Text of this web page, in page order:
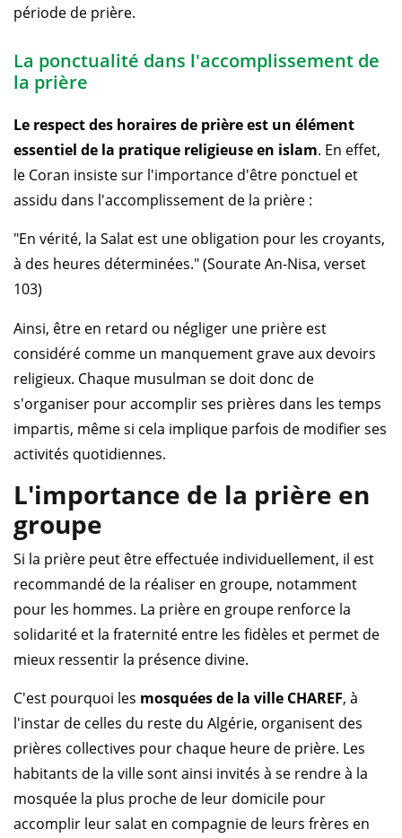
période de prière.
La ponctualité dans l'accomplissement de
la prière
Le respect des horaires de prière est un élément
essentiel de la pratique religieuse en islam. En effet,
le Coran insiste sur l'importance d'être ponctuel et
assidu dans l'accomplissement de la prière :
"En vérité, la Salat est une obligation pour les croyants,
à des heures déterminées." (Sourate An-Nisa, verset
103)
Ainsi, être en retard ou négliger une prière est
considéré comme un manquement grave aux devoirs
religieux. Chaque musulman se doit donc de
s'organiser pour accomplir ses prières dans les temps
impartis, même si cela implique parfois de modifier ses
activités quotidiennes.
L'importance de la prière en
groupe
Si la prière peut être effectuée individuellement, il est
recommandé de la réaliser en groupe, notamment
pour les hommes. La prière en groupe renforce la
solidarité et la fraternité entre les fidèles et permet de
mieux ressentir la présence divine.
C'est pourquoi les mosquées de la ville CHAREF, à
l'instar de celles du reste du Algérie, organisent des
prières collectives pour chaque heure de prière. Les
habitants de la ville sont ainsi invités à se rendre à la
mosquée la plus proche de leur domicile pour
accomplir leur salat en compagnie de leurs frères en